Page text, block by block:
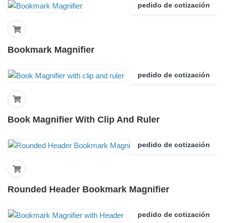
pedido de cotización
Bookmark Magnifier
pedido de cotización
Book Magnifier With Clip And Ruler
pedido de cotización
Rounded Header Bookmark Magnifier
pedido de cotización